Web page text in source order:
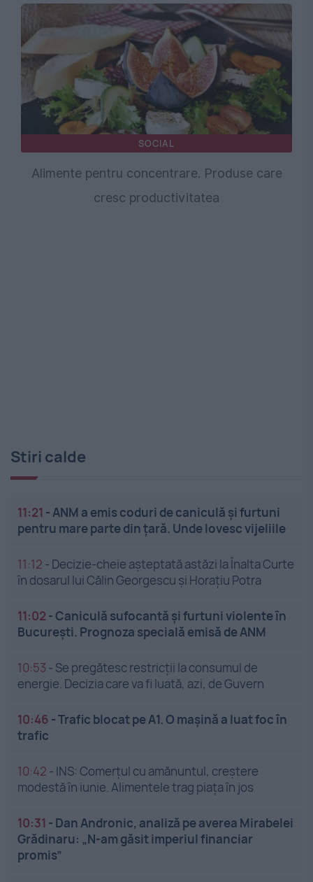
SOCIAL
Alimente pentru concentrare. Produse care
cresc productivitatea
Stiri calde
11:21 -ANM a emis coduri de caniculă și furtuni
pentru mare parte din țară. Unde lovesc vijeliile
11:12 - Decizie-cheie așteptată astăzi la Înalta Curte
în dosarul lui Călin Georgescu și Horațiu Potra
11:02 -Caniculă sufocantă și furtuni violente în
București. Prognoza specială emisă de ANM
10:53 - Se pregătesc restricții la consumul de
energie. Decizia care va fi luată, azi, de Guvern
10:46 -Trafic blocat pe A1. O mașină a luat foc în
trafic
10:42 - INS: Comerțul cu amănuntul, creștere
modestă în iunie. Alimentele trag piața în jos
10:31 - Dan Andronic, analiză pe averea Mirabelei
Grădinaru: „N-am găsit imperiul financiar
promis”